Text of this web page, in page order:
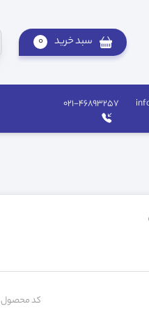
سبد خرید 0
021-46893257
کد محصول